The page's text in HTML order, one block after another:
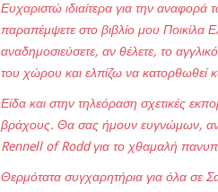
Ευχαριστώ ιδιαίτερα για την
παραπέμψετε στο βιβλίο μου
αναδημοσιεύσετε, αν θέλετε, το
του χώρου και ελπίζω να κατορθωθεί
Είδα και στην τηλεόραση σχετικές
βράχους. Θα σας ήμουν ευγνώμων, αν
Rennell of Rodd για το χθαμαλή
Θερμότατα συγχαρητήρια για όλα σε